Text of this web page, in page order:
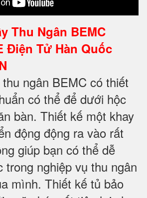
Thu Ngân BEMC
Điện Tử Hàn Quốc
ngân BEMC có thiết
có thể để dưới hộc
bàn. Thiết kế một khay
động động ra vào rất
giúp bạn có thể dễ
trong nghiệp vụ thu ngân
mình. Thiết kế tủ bảo